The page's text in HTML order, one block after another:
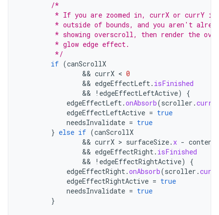
/*
         * If you are zoomed in, currX or currY is
* outside of bounds, and you aren't
* showing overscroll, then render the
         * glow edge effect.
         */
if (canScrollX
&& currX < 0
&& edgeEffectLeft. isFinished
&&
! edgeEffectLeftActive)
{
edgeEffectLeft.onAbsorb(scroller .
edgeEffectLeftActive = true
needsInvalidate = true
} else if (canScrollX
&& currX > surfaceSize. x -
&& edgeEffectRight. isFinished
&&
! edgeEffectRightActive)
{
edgeEffectRight.onAbsorb(scroller .
edgeEffectRightActive = true
needsInvalidate = true
}